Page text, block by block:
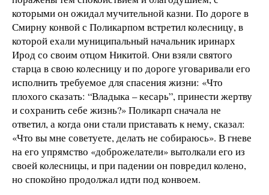
которыми он ожидал мучительной казни. По дороге в
Смирну конвой с Поликарпом встретил колесницу, в
которой ехали муниципальный начальник иринарх
Ирод со своим отцом Никитой. Они взяли святого
старца в свою колесницу и по дороге уговаривали его
исполнить требуемое для спасения жизни: «Что
плохого сказать: “Владыка – кесарь”, принести жертву
и сохранить себе жизнь?» Поликарп сначала не
ответил, а когда они стали приставать к нему, сказал:
«Что вы мне советуете, делать не собираюсь». В гневе
на его упрямство «доброжелатели» вытолкали его из
своей колесницы, и при падении он повредил колено,
но спокойно продолжал идти под конвоем.